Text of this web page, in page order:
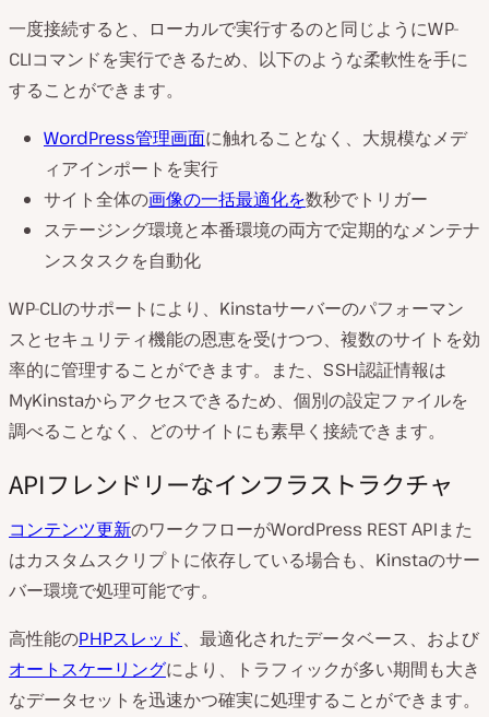
一度接続すると、ローカルで実行するのと同じようにWP-
CLIコマンドを実行できるため、以下のような柔軟性を手に
することができます。
WordPress管理画面に触れることなく、大規模なメデ
ィアインポートを実行
サイト全体の画像の一括最適化を数秒でトリガー
ステージング環境と本番環境の両方で定期的なメンテナ
ンスタスクを自動化
WP-CLIのサポートにより、Kinstaサーバーのパフォーマン
スとセキュリティ機能の恩恵を受けつつ、複数のサイトを効
率的に管理することができます。また、SSH認証情報は
MyKinstaからアクセスできるため、個別の設定ファイルを
調べることなく、どのサイトにも素早く接続できます。
APIフレンドリーなインフラストラクチャ
コンテンツ更新のワークフローがWordPress REST APIまた
はカスタムスクリプトに依存している場合も、Kinstaのサー
バー環境で処理可能です。
高性能のPHPスレッド、最適化されたデータベース、および
オートスケーリングにより、トラフィックが多い期間も大き
なデータセットを迅速かつ確実に処理することができます。